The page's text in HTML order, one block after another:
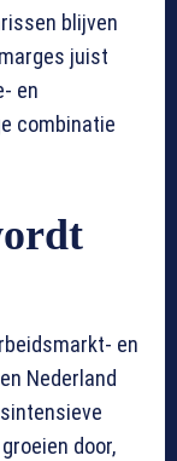
blijven
juist
en
combinatie
en
Nederland
door,